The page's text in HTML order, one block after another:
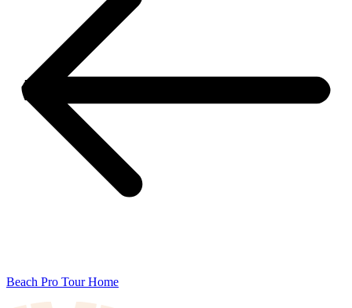
Beach Pro Tour Home